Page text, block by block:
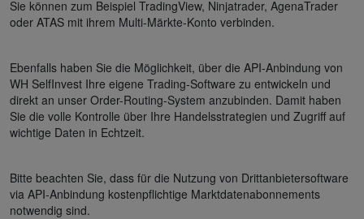
Sie können zum Beispiel TradingView, Ninjatrader, AgenaTrader
oder ATAS mit ihrem Multi-Märkte-Konto verbinden.
Ebenfalls haben Sie die Möglichkeit, über die API-Anbindung von
WH SelfInvest Ihre eigene Trading-Software zu entwickeln und
direkt an unser Order-Routing-System anzubinden. Damit haben
Sie die volle Kontrolle über Ihre Handelsstrategien und Zugriff auf
wichtige Daten in Echtzeit.
Bitte beachten Sie, dass für die Nutzung von Drittanbietersoftware
via API-Anbindung kostenpflichtige Marktdatenabonnements
notwendig sind.